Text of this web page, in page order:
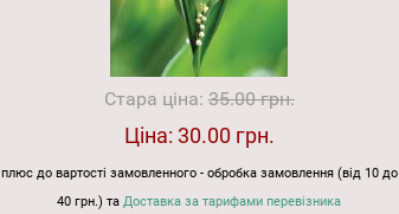
Стара ціна: 35.00 грн.
Ціна: 30.00 грн.
плюс до вартості замовленного - обробка замовлення (від 10 до
40 грн.) таДоставка за тарифами перевізника